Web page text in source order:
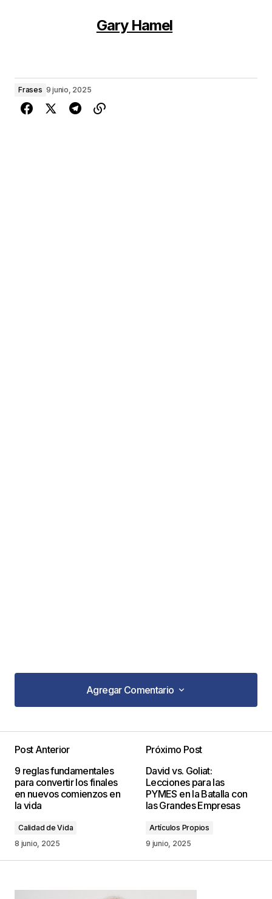
Gary Hamel
Frases 9 junio, 2025
Agregar Comentario
Agregar Comentario
publicada. Los campos obligatorios están
marcados con*
Your Name*
Post Anterior
9 reglas fundamentales
para convertir los finales
en nuevos comienzos en
la vida
Calidad de Vida
8 junio, 2025
Próximo Post
David vs. Goliat:
Lecciones para las
PYMES en la Batalla con
las Grandes Empresas
Artículos Propios
9 junio, 2025